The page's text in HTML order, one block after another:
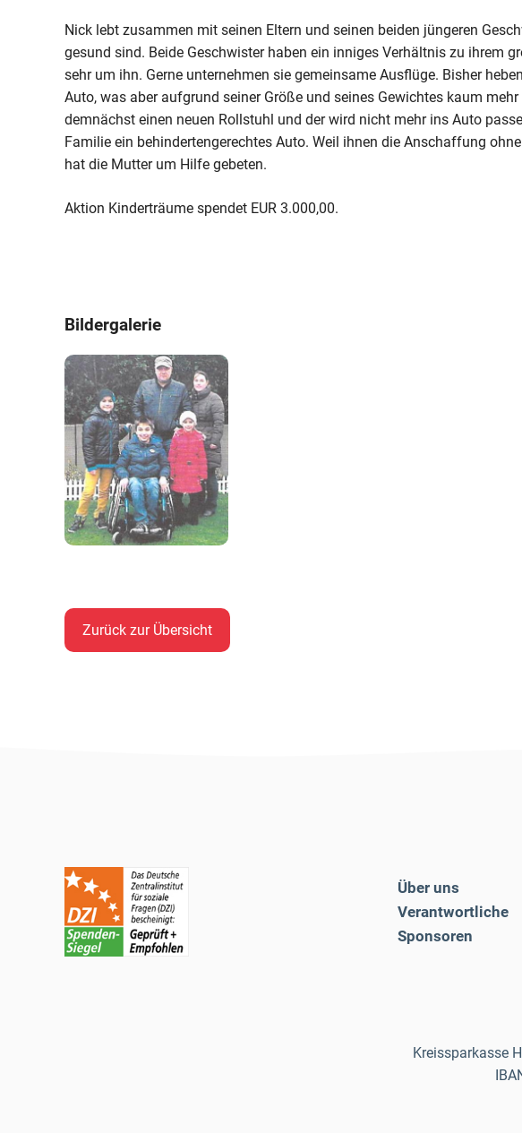
Nick lebt zusammen mit seinen Eltern und seinen beiden jüngeren
gesund sind. Beide Geschwister haben ein inniges Verhältnis zu ihrem
sehr um ihn. Gerne unternehmen sie gemeinsame Ausflüge. Bisher
Auto, was aber aufgrund seiner Größe und seines Gewichtes kaum
demnächst einen neuen Rollstuhl und der wird nicht mehr ins Auto
Familie ein behindertengerechtes Auto. Weil ihnen die Anschaffung
hat die Mutter um Hilfe gebeten.
Aktion Kinderträume spendet EUR 3.000,00.
Bildergalerie
Zurück zur Übersicht
Über uns
Verantwortliche
Sponsoren
Kreissparkasse